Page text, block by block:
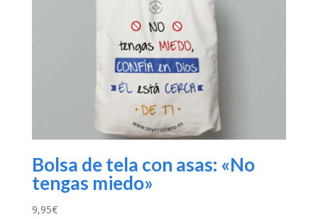
Bolsa de tela con asas: «No
tengas miedo»
9,95€